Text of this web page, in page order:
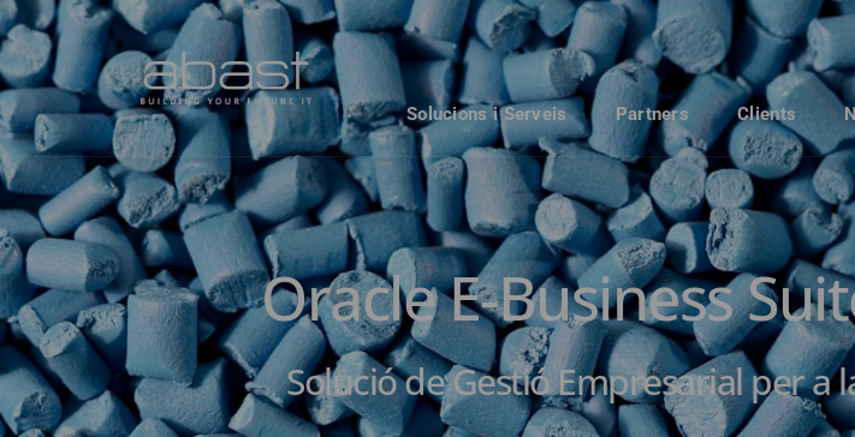
Solucions i Serveis Partners Clients
Oracle E-Business
Solució de Gestió Empresarial per